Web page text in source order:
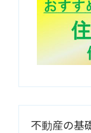
不動産の基